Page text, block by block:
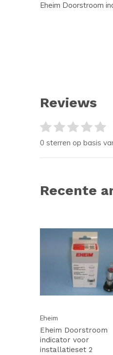
Eheim Doorstroom
Reviews
0 sterren op basis
Recente
Eheim
Eheim Doorstroom
indicator voor
installatieset 2